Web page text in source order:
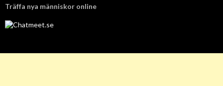
Träffa nya människor online